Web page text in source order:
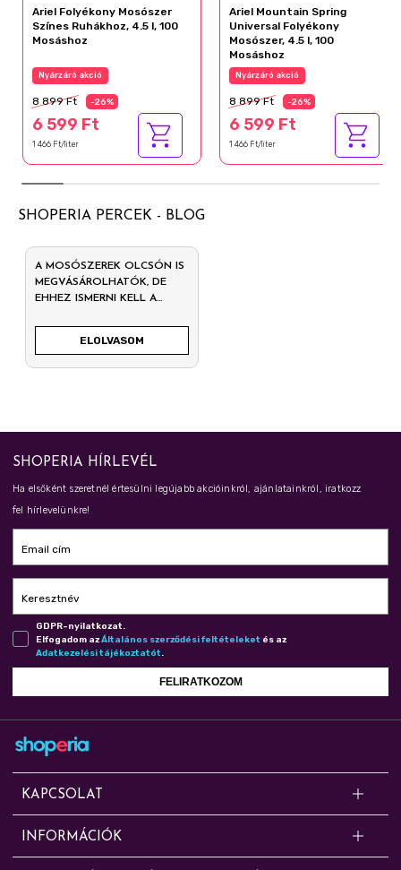
Ariel Folyékony Mosószer
Színes Ruhákhoz, 4.5 l, 100
Mosáshoz
Nyárzáró akció
8 899 Ft -26%
6 599 Ft
1 466 Ft/liter
Ariel Mountain Spring
Universal Folyékony
Mosószer, 4.5 l, 100
Mosáshoz
Nyárzáró akció
8 899 Ft -26%
6 599 Ft
1 466 Ft/liter
SHOPERIA PERCEK - BLOG
A MOSÓSZEREK OLCSÓN IS
MEGVÁSÁROLHATÓK, DE
EHHEZ ISMERNI KELL A
ELOLVASOM
SHOPERIA HÍRLEVÉL
Ha elsőként szeretnél értesülni legújabb akcióinkról, ajánlatainkról, iratkozz
fel hírlevelünkre!
Email cím
Keresztnév
GDPR-nyilatkozat.
Elfogadom azÁl­ta­lá­nos szer­ző­dé­si fel­té­te­le­ket és az
Adat­ke­ze­lé­si tá­jé­koz­ta­tót.
FELIRATKOZOM
KAPCSOLAT
Kérdésed van? Segítünk!
INFORMÁCIÓK